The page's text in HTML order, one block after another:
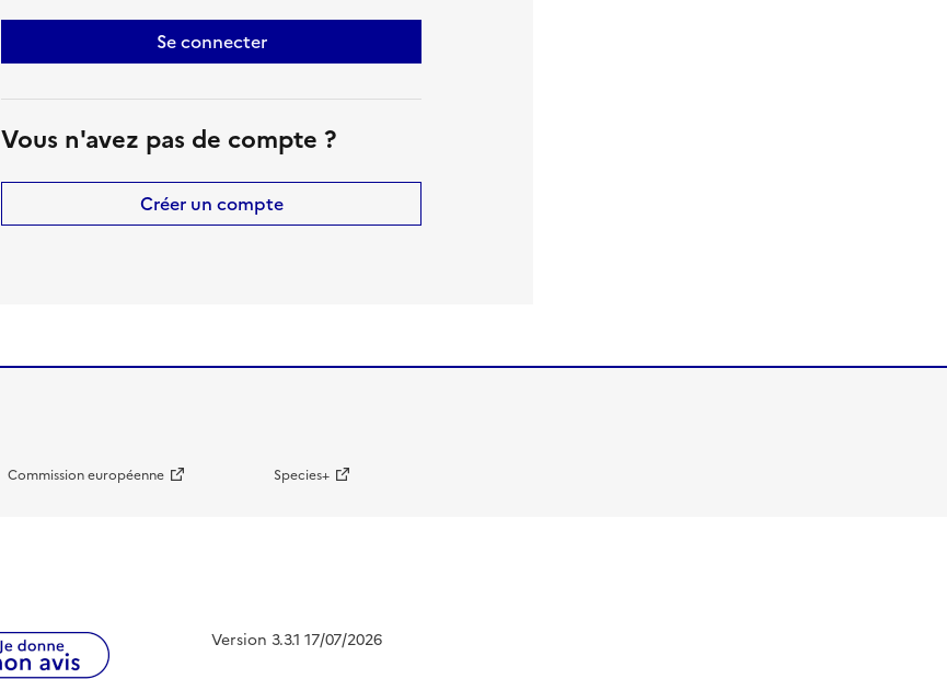
Se connecter
Vous n'avez pas de compte ?
Créer un compte
Commission européenne Species+
Version 3.3.1 17/07/2026